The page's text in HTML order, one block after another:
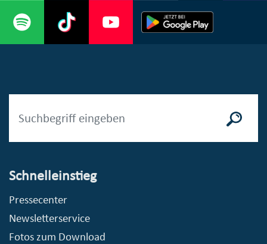
Schnelleinstieg
Pressecenter
Newsletterservice
Fotos zum Download